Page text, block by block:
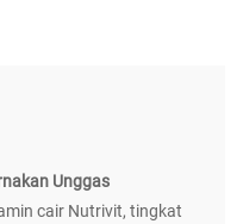
Unggas
cair Nutrivit, tingkat